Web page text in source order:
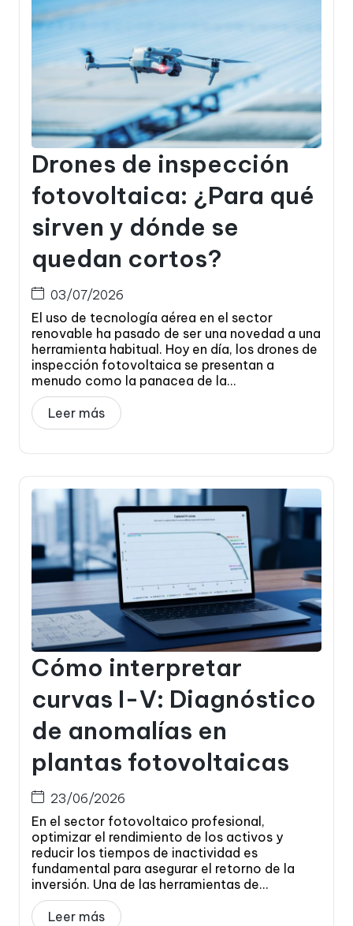
Drones de inspección
fotovoltaica: ¿Para qué
sirven y dónde se
quedan cortos?
03/07/2026
El uso de tecnología aérea en el sector
renovable ha pasado de ser una novedad a una
herramienta habitual. Hoy en día, los drones de
inspección fotovoltaica se presentan a
menudo como la panacea de la...
Leer más
Cómo interpretar
curvas I-V: Diagnóstico
de anomalías en
plantas fotovoltaicas
23/06/2026
En el sector fotovoltaico profesional,
optimizar el rendimiento de los activos y
reducir los tiempos de inactividad es
fundamental para asegurar el retorno de la
inversión. Una de las herramientas de...
Leer más